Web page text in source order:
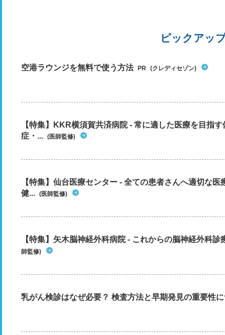
ピックアッ
空港ラウンジを無料で使う方法 PR (クレディセゾン)
【特集】KKR横須賀共済病院 - 常に適した医療を目指
症・... (医師監修)
【特集】仙台医療センター - 全ての患者さんへ適切な
健... (医師監修)
【特集】矢木脳神経外科病院 - これからの脳神経外科
師監修)
乳がん検診はなぜ必要？ 検査方法と早期発見の重要性